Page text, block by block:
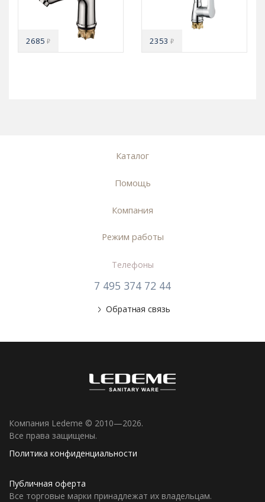
2685₽ 2353₽
Каталог
Помощь
Компания
Режим работы
Телефоны
7 495 374 72 44
Обратная связь
Компания Ledeme © 2010—2026.
Все права защищены.
Политика конфиденциальности
Публичная оферта
Все торговые марки принадлежат их владельцам.